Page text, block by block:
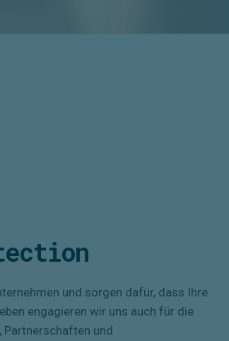
und sorgen dafür, dass Ihre
engagieren wir uns auch für die
und